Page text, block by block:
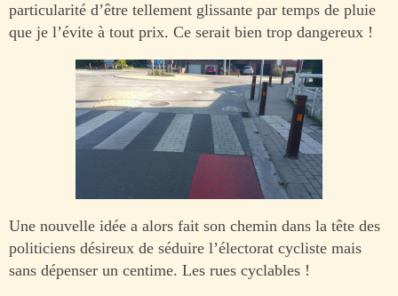
particularité d’être tellement glissante par temps de pluie
que je l’évite à tout prix. Ce serait bien trop dangereux !
Une nouvelle idée a alors fait son chemin dans la tête des
politiciens désireux de séduire l’électorat cycliste mais
sans dépenser un centime. Les rues cyclables !